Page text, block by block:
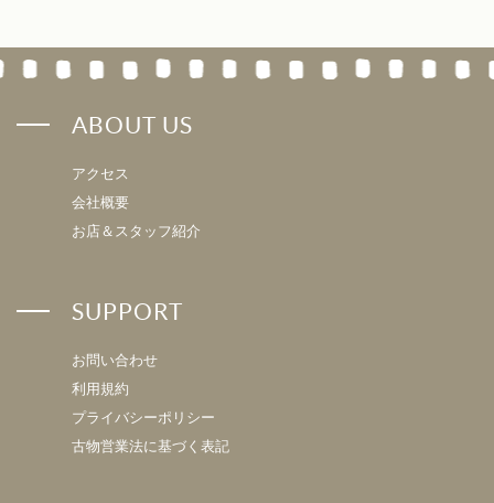
ABOUT US
アクセス
会社概要
お店＆スタッフ紹介
SUPPORT
お問い合わせ
利用規約
プライバシーポリシー
古物営業法に基づく表記